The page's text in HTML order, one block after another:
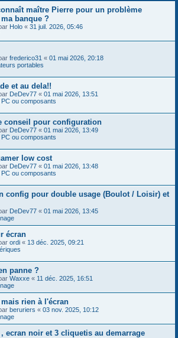
maître Pierre pour un problème
banque ?
Holo « 31 juil. 2026, 05:46
frederico31 « 01 mai 2026, 20:18
portables
et au dela!!
DeDev77 « 01 mai 2026, 13:51
PC ou composants
conseil pour configuration
DeDev77 « 01 mai 2026, 13:49
PC ou composants
low cost
DeDev77 « 01 mai 2026, 13:48
PC ou composants
config pour double usage (Boulot / Loisir) et
DeDev77 « 01 mai 2026, 13:45
écran
ordi « 13 déc. 2025, 09:21
panne ?
Waxxe « 11 déc. 2025, 16:51
rien à l'écran
beruriers « 03 nov. 2025, 10:12
ecran noir et 3 cliquetis au demarrage